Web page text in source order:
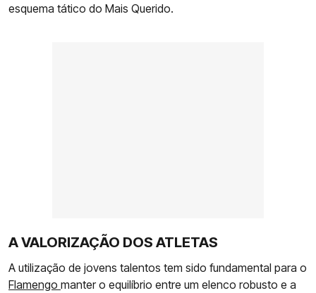
esquema tático do Mais Querido.
A VALORIZAÇÃO DOS ATLETAS
A utilização de jovens talentos tem sido fundamental para o
Flamengo manter o equilíbrio entre um elenco robusto e a